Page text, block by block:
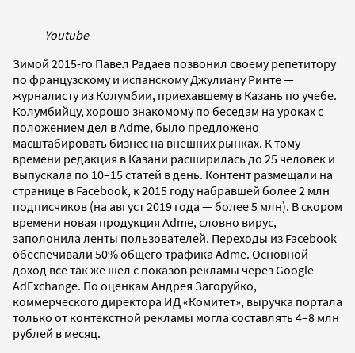
Youtube
Зимой 2015-го Павел Радаев позвонил своему репетитору
по французскому и испанскому Джулиану Ринте —
журналисту из Колумбии, приехавшему в Казань по учебе.
Колумбийцу, хорошо знакомому по беседам на уроках с
положением дел в Adme, было предложено
масштабировать бизнес на внешних рынках. К тому
времени редакция в Казани расширилась до 25 человек и
выпускала по 10–15 статей в день. Контент размещали на
странице в Facebook, к 2015 году набравшей более 2 млн
подписчиков (на август 2019 года — более 5 млн). В скором
времени новая продукция Adme, словно вирус,
заполонила ленты пользователей. Переходы из Facebook
обеспечивали 50% общего трафика Adme. Основной
доход все так же шел с показов рекламы через Google
AdExchange. По оценкам Андрея Загоруйко,
коммерческого директора ИД «Комитет», выручка портала
только от контекстной рекламы могла составлять 4–8 млн
рублей в месяц.